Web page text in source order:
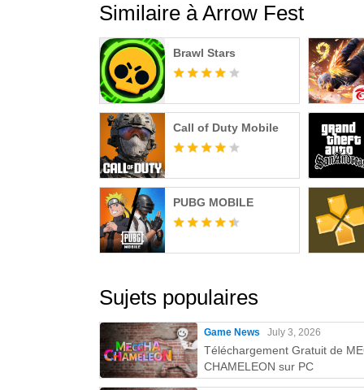
Similaire à Arrow Fest
Brawl Stars
Call of Duty Mobile
PUBG MOBILE
Sujets populaires
Game News July 3, 2026
Téléchargement Gratuit de
CHAMELEON sur PC